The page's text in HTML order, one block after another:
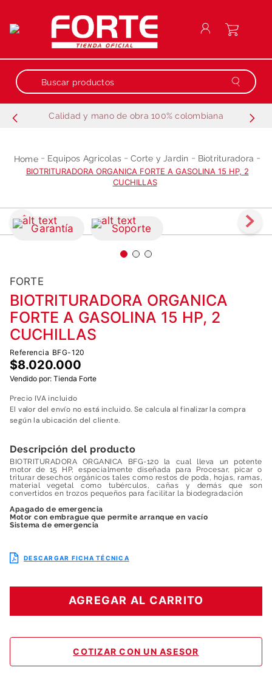
Buscar productos
Calidad y mano de obra 100% colombiana
Equipos Agricolas Corte y Jardin
Biotrituradora
BIOTRITURADORA ORGANICA FORTE A GASOLINA 15 HP, 2
CUCHILLAS
Garantía Soporte
FORTE
BIOTRITURADORA ORGANICA
FORTE A GASOLINA 15 HP, 2
CUCHILLAS
Referencia BFG-120
$8.020.000
Vendido por: Tienda Forte
Precio IVA incluido
El valor del envío no está incluido. Se calcula al finalizar la compra
según la ubicación del cliente.
Descripción del producto
BIOTRITURADORA ORGANICA BFG-120 la cual lleva un potente
motor de 15 HP, especialmente diseñada para Procesar, picar o
triturar desechos orgánicos tales como restos de poda, hojas, ramas,
material vegetal como tubérculos, cañas y demás que son
convertidos en trozos pequeños para facilitar la biodegradación
Apagado de emergencia
Motor con embrague que permite arranque en vacío
Sistema de emergencia
DESCARGAR FICHA TÉCNICA
AGREGAR AL CARRITO
COTIZAR CON UN ASESOR
2.
generador
motobombas
4.
guadañadora
5.
fumigadora estacionaria
motobombas gasolina
8.
motoazada
9
motobombas diesel
10 . motosierra